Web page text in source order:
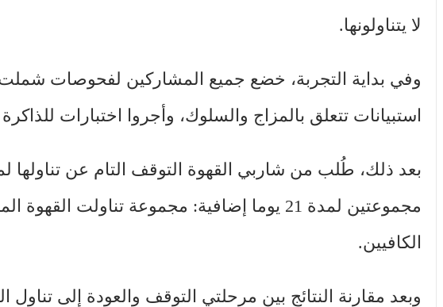
لا يتناولونها.
وفي بداية التجربة، خضع جميع المشاركين لفحوصات شملت
استبيانات تتعلق بالمزاج والسلوك، وأجروا اختبارات
بعد ذلك، طُلب من شاربي القهوة التوقف التام عن تناولها
مجموعتين لمدة 21 يوما إضافية: مجموعة
الكافيين.
وبعد مقارنة النتائج بين مرحلتي التوقف والعودة إلى تناول